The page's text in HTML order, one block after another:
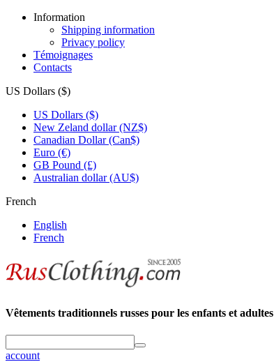
Information
Shipping information
Privacy policy
Témoignages
Contacts
US Dollars ($)
US Dollars ($)
New Zeland dollar (NZ$)
Canadian Dollar (Can$)
Euro (€)
GB Pound (£)
Australian dollar (AU$)
French
English
French
Vêtements traditionnels russes pour les enfants et adultes
account